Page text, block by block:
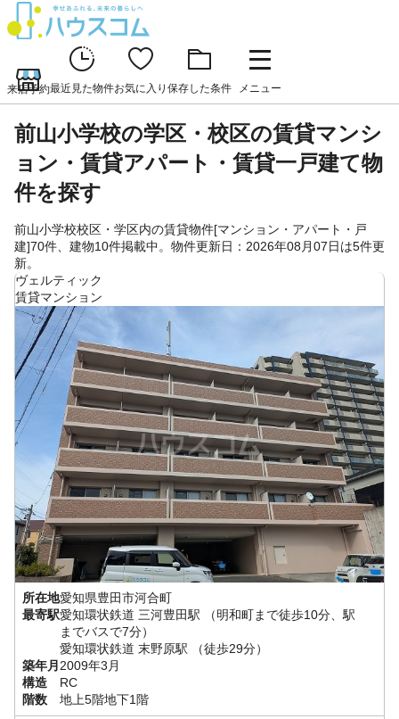
来店予約最近見た物件お気に入り 保存した条件 メニュー
前山小学校の学区・校区の賃貸マンシ
ョン・賃貸アパート・賃貸一戸建て物
件を探す
前山小学校校区・学区内の賃貸物件[マンション・アパート・戸
建]70件、建物10件掲載中。物件更新日：2026年08月07日は5件更
新。
ヴェルティック
賃貸マンション
所在地愛知県豊田市河合町
最寄駅愛知環状鉄道 三河豊田駅
（明和町まで徒歩10分、駅
までバスで7分）
愛知環状鉄道 末野原駅
（徒歩29分）
築年月 2009年3月
構造
RC
階数
地上5階地下1階